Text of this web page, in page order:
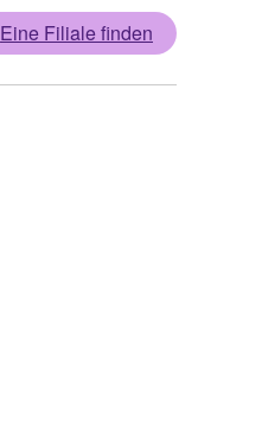
Eine Filiale finden